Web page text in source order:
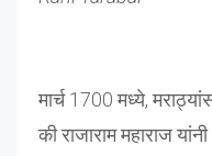
मार्च 1700 मध्ये,
की राजाराम महाराज